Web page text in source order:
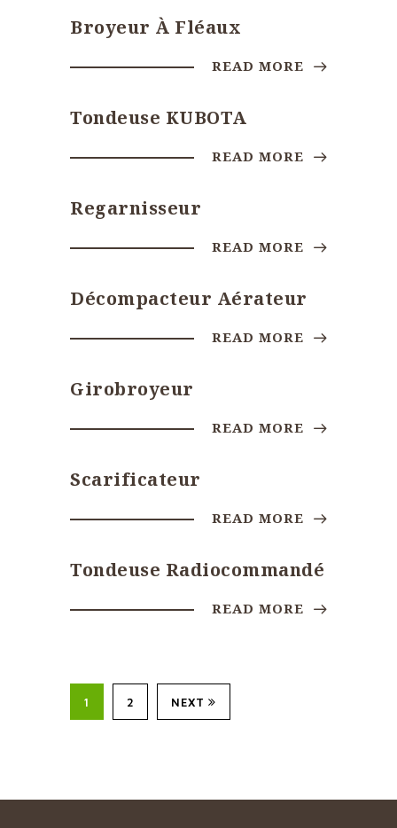
Broyeur À Fléaux
READ MORE
Tondeuse KUBOTA
READ MORE
Regarnisseur
READ MORE
Décompacteur Aérateur
READ MORE
Girobroyeur
READ MORE
Scarificateur
READ MORE
Tondeuse Radiocommandé
READ MORE
1 2 NEXT